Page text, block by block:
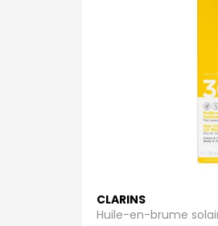
CLARINS
Huile-en-brume